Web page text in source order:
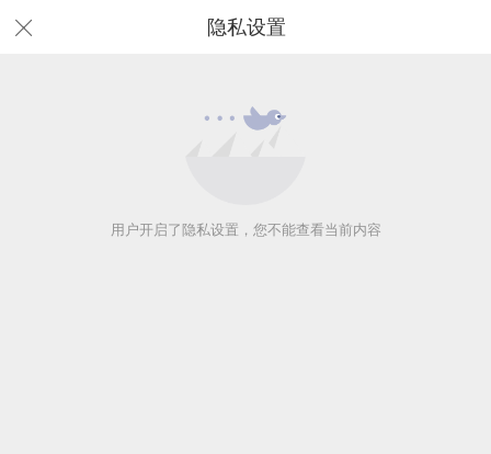
隐私设置
用户开启了隐私设置，您不能查看当前内容